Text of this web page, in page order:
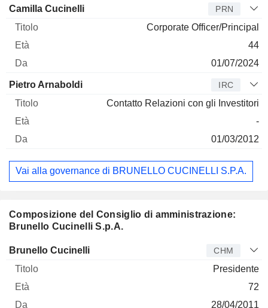
Camilla Cucinelli PRN
Corporate Officer/Principal
44
01/07/2024
Pietro Arnaboldi IRC
Contatto Relazioni con gli Investitori
-
01/03/2012
Vai alla governance di BRUNELLO CUCINELLI S.P.A.
Composizione del Consiglio di amministrazione:
Brunello Cucinelli S.p.A.
Amministratore Titolo
Brunello Cucinelli CHM
Presidente
72
28/04/2011